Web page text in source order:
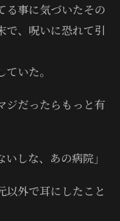
る事に気づいたその
で、呪いに恐れて引
いた。
ジだったらもっと有
しな、あの病院」
以外で耳にしたこと